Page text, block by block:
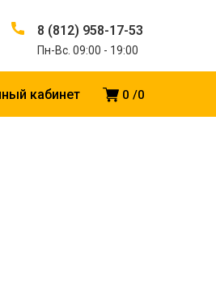
8 (812) 958-17-53
Пн-Вс. 09:00 - 19:00
0 0
кабинет